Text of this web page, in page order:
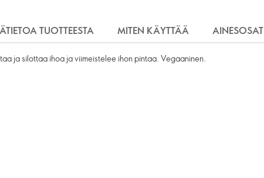
TUOTTEESTA MITEN KÄYTTÄÄ AINESOSAT
ja silottaa ihoa ja viimeistelee ihon pintaa. Vegaaninen.